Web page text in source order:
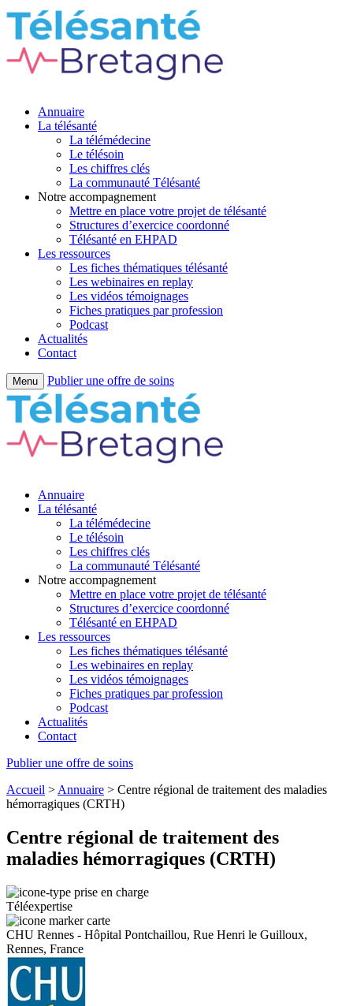
Annuaire
La télésanté
La télémédecine
Le télésoin
Les chiffres clés
La communauté Télésanté
Notre accompagnement
Mettre en place votre projet de télésanté
Structures d’exercice coordonné
Télésanté en EHPAD
Les ressources
Les fiches thématiques télésanté
Les webinaires en replay
Les vidéos témoignages
Fiches pratiques par profession
Podcast
Actualités
Contact
Menu Publier une offre de soins
Annuaire
La télésanté
La télémédecine
Le télésoin
Les chiffres clés
La communauté Télésanté
Notre accompagnement
Mettre en place votre projet de télésanté
Structures d’exercice coordonné
Télésanté en EHPAD
Les ressources
Les fiches thématiques télésanté
Les webinaires en replay
Les vidéos témoignages
Fiches pratiques par profession
Podcast
Actualités
Contact
Publier une offre de soins
Accueil > Annuaire > Centre régional de traitement des maladies
hémorragiques (CRTH)
Centre régional de traitement des
maladies hémorragiques (CRTH)
Téléexpertise
CHU Rennes - Hôpital Pontchaillou, Rue Henri le Guilloux,
Rennes, France